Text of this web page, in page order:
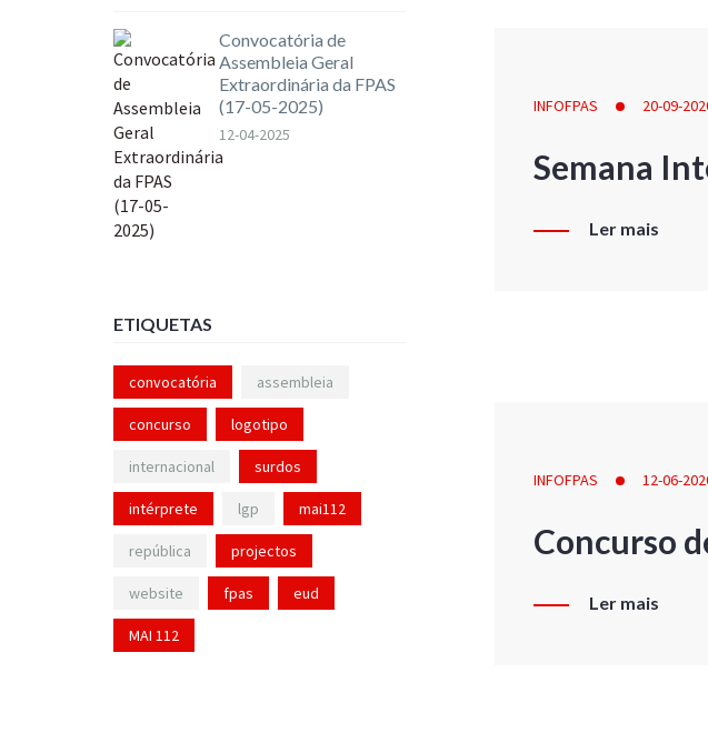
INFOFPAS 20-09-
Semana
Ler mais
INFOFPAS 12-06-
Concurso
Ler mais
Convocatória de
Assembleia Geral
Extraordinária da FPAS
(17-05-2025)
12-04-2025
ETIQUETAS
convocatória assembleia
concurso logotipo
internacional surdos
intérprete lgp mai112
república projectos
website fpas eud
MAI 112